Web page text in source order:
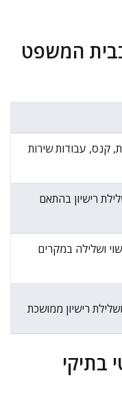
בבית המשפט
קנס, עבודות שירות
רישיון בהתאם
ושלילה במקרים
רישיון ממושכת
בתיקי